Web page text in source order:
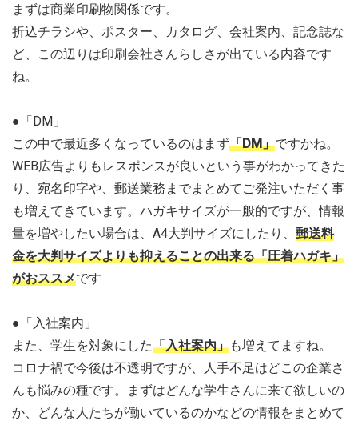
まずは商業印刷物関係です。
折込チラシや、ポスター、カタログ、会社案内、記念誌な
ど、この辺りは印刷会社さんらしさが出ている内容です
ね。
●「DM」
この中で最近多くなっているのはまず「DM」ですかね。
WEB広告よりもレスポンスが良いという事がわかってきた
り、宛名印字や、郵送業務までまとめてご発注いただく事
も増えてきています。ハガキサイズが一般的ですが、情報
量を増やしたい場合は、A4大判サイズにしたり、 郵送料
金を大判サイズよりも抑えることの出来る「圧着ハガキ」
がおススメです
●「入社案内」
また、学生を対象にした「入社案内」も増えてますね。
コロナ禍で今後は不透明ですが、人手不足はどこの企業さ
んも悩みの種です。まずはどんな学生さんに来て欲しいの
か、どんな人たちが働いているのかなどの情報をまとめて